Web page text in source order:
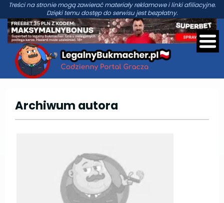
Treści na stronie mogą zawierać materiały reklamowe i linki afiliacyjne.
Dzięki temu dostęp do serwisu jest bezpłatny.
Archiwum autora